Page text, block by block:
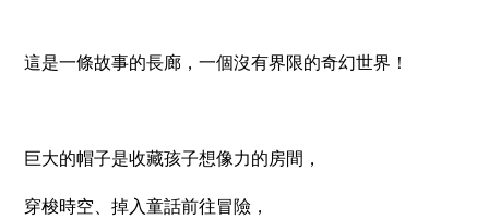
這是一條故事的長廊，一個沒有界限的奇幻世界！
巨大的帽子是收藏孩子想像力的房間，
穿梭時空、掉入童話前往冒險，